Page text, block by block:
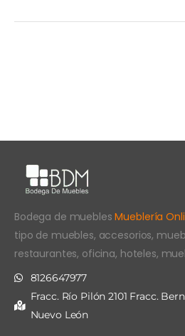
Bodega de mueblesMueblería
tipo de muebles, accesorios,
restaurantes, oficina, hoteles,
8126647977
Fracc. Río Pilón 2101 Fracc.
Nuevo León